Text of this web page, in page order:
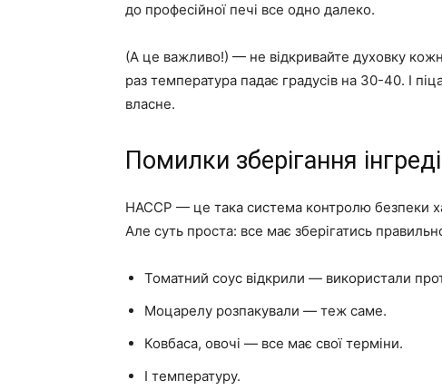
до професійної печі все одно далеко.
(А це важливо!) — не відкривайте духовку
раз температура падає градусів на 30-40. І
власне.
Помилки зберігання
HACCP — це така система контролю безпеки
Але суть проста: все має зберігатись
Томатний соус відкрили — використали
Моцарелу розпакували — теж саме.
Ковбаса, овочі — все має свої терміни.
І температуру.